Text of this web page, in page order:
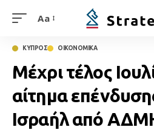
Aa
ΚΥΠΡΟΣ ΟΙΚΟΝΟΜΙΚΑ
Μέχρι τέλος
αίτημα
Ισραήλ από